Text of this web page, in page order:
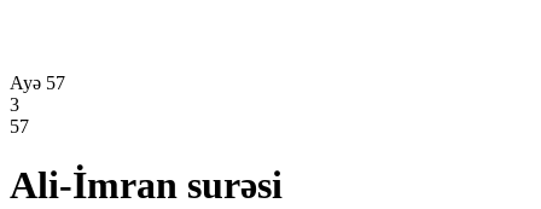
Ayə 57
3
57
Ali-İmran surəsi